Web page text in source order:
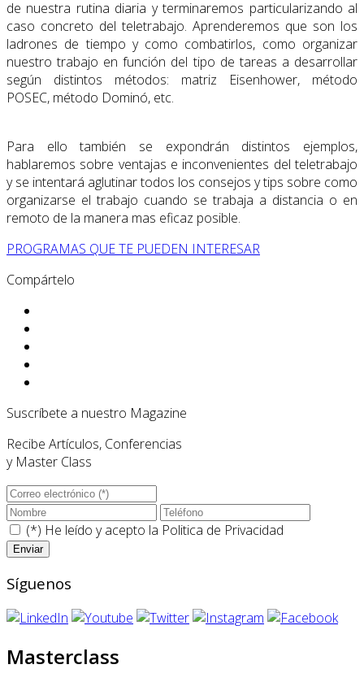
de nuestra rutina diaria y terminaremos particularizando al
caso concreto del teletrabajo. Aprenderemos que son los
ladrones de tiempo y como combatirlos, como organizar
nuestro trabajo en función del tipo de tareas a desarrollar
según distintos métodos: matriz Eisenhower, método
POSEC, método Dominó, etc.
Para ello también se expondrán distintos ejemplos,
hablaremos sobre ventajas e inconvenientes del teletrabajo
y se intentará aglutinar todos los consejos y tips sobre como
organizarse el trabajo cuando se trabaja a distancia o en
remoto de la manera mas eficaz posible.
PROGRAMAS QUE TE PUEDEN INTERESAR
Compártelo
Suscríbete a nuestro Magazine
Recibe Artículos, Conferencias
y Master Class
(*) He leído y acepto la Politica de Privacidad
Síguenos
Masterclass